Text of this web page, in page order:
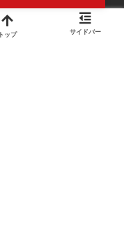
トップ サイドバー